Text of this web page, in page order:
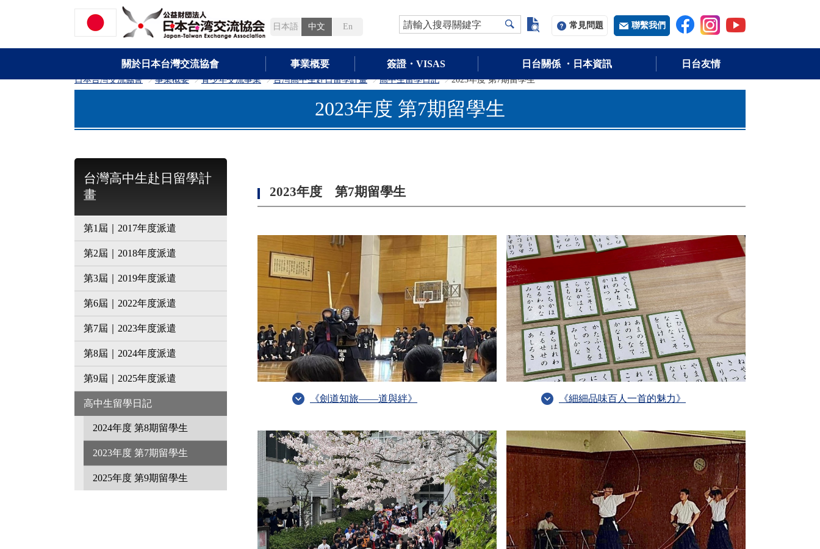
日本語 中文 En 請輸入搜尋關鍵字 常用字词常見問題 聯繫我們
關於日本台灣交流協會 事業概要 簽證・VISAS 日台關係 ・日本資訊 日台友情
日本台灣交流協會 >
事業概要 >
青少年交流事業 >
台灣高中生赴日留學計畫 >
高中生留學日記 >
2023年度 第7期留學生
2023年度 第7期留學生
2023年度 第7期留學生
《劍道知旅——道與絆》 《細細品味百人一首的魅力》
台灣高中生赴日留學計
畫
第1屆｜2017年度派遣
第2屆｜2018年度派遣
第3屆｜2019年度派遣
第6屆｜2022年度派遣
第7屆｜2023年度派遣
第8屆｜2024年度派遣
第9屆｜2025年度派遣
高中生留學日記
2024年度 第8期留學生
2023年度 第7期留學生
2025年度 第9期留學生